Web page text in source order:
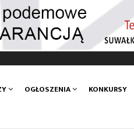
OGŁOSZENIA KONKURSY